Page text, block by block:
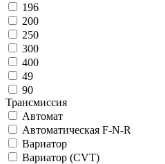
196
200
250
300
400
49
90
Трансмиссия
Автомат
Автоматическая F-N-R
Вариатор
Вариатор (CVT)